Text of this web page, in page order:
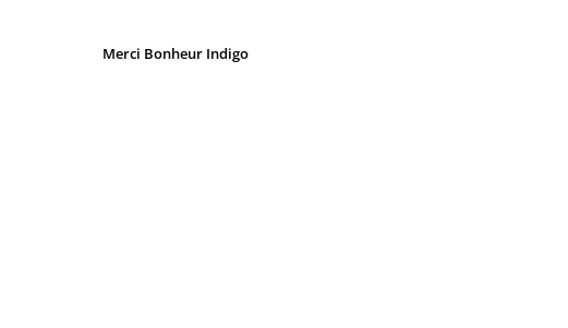
Merci Bonheur Indigo